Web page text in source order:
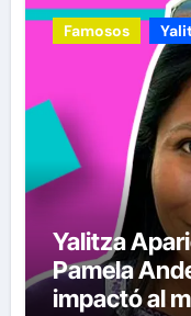
Famosos
Yalitza
Pamela
impactó al